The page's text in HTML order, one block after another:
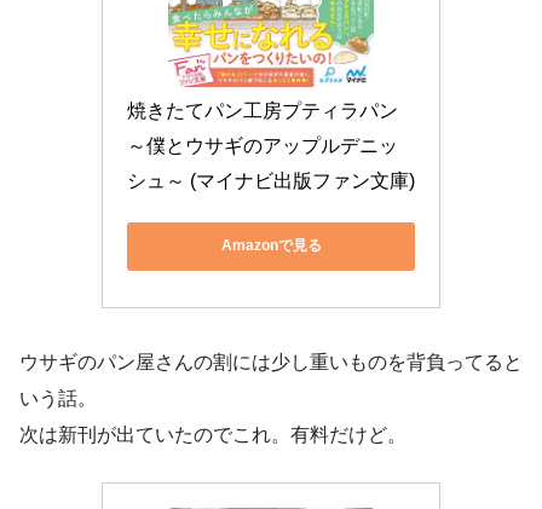
焼きたてパン工房プティラパン
～僕とウサギのアップルデニッ
シュ～ (マイナビ出版ファン文庫)
Amazonで見る
ウサギのパン屋さんの割には少し重いものを背負ってると
いう話。
次は新刊が出ていたのでこれ。有料だけど。